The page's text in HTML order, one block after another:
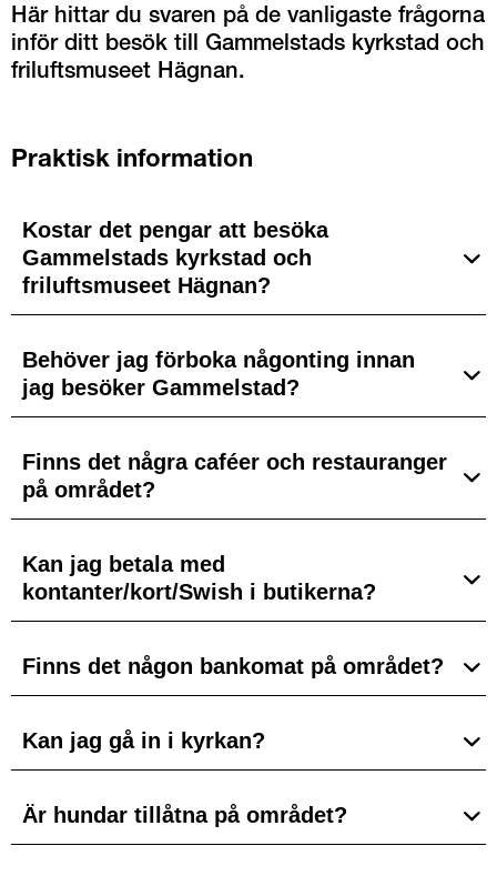
Här hittar du svaren på de vanligaste frågorna
inför ditt besök till Gammelstads kyrkstad och
friluftsmuseet Hägnan.
Praktisk information
Kostar det pengar att besöka
Gammelstads kyrkstad och
friluftsmuseet Hägnan?
Behöver jag förboka någonting innan
jag besöker Gammelstad?
Finns det några caféer och restauranger
på området?
Kan jag betala med
kontanter/kort/Swish i butikerna?
Finns det någon bankomat på området?
Kan jag gå in i kyrkan?
Är hundar tillåtna på området?